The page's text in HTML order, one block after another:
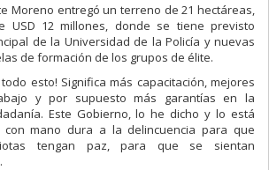
Moreno entregó un terreno de 21 hectáreas,
USD 12 millones, donde se tiene previsto
de la Universidad de la Policía y nuevas
de formación de los grupos de élite.
esto! Significa más capacitación, mejores
y por supuesto más garantías en la
Este Gobierno, lo he dicho y lo está
con mano dura a la delincuencia para que
tengan paz, para que se sientan